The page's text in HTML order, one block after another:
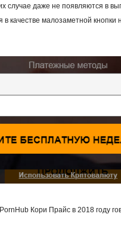
случае даже не появляются в
в качестве малозаметной кнопки
Кори Прайс в 2018 году